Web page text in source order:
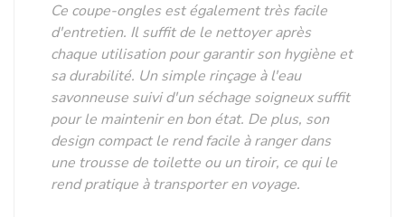
Ce coupe-ongles est également très facile
d'entretien. Il suffit de le nettoyer après
chaque utilisation pour garantir son hygiène et
sa durabilité. Un simple rinçage à l'eau
savonneuse suivi d'un séchage soigneux suffit
pour le maintenir en bon état. De plus, son
design compact le rend facile à ranger dans
une trousse de toilette ou un tiroir, ce qui le
rend pratique à transporter en voyage.